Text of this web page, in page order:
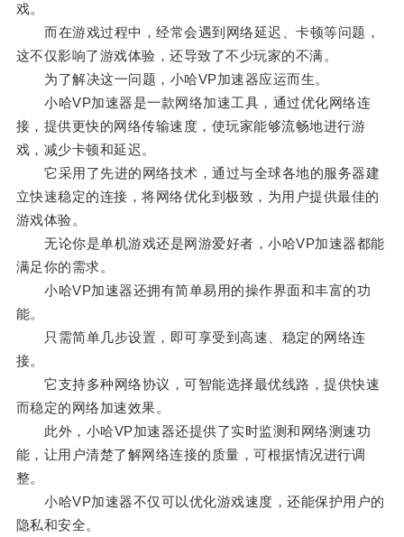
戏。
而在游戏过程中，经常会遇到网络延迟、卡顿等问题，
这不仅影响了游戏体验，还导致了不少玩家的不满。
为了解决这一问题，小哈VP加速器应运而生。
小哈VP加速器是一款网络加速工具，通过优化网络连
接，提供更快的网络传输速度，使玩家能够流畅地进行游
戏，减少卡顿和延迟。
它采用了先进的网络技术，通过与全球各地的服务器建
立快速稳定的连接，将网络优化到极致，为用户提供最佳的
游戏体验。
无论你是单机游戏还是网游爱好者，小哈VP加速器都能
满足你的需求。
小哈VP加速器还拥有简单易用的操作界面和丰富的功
能。
只需简单几步设置，即可享受到高速、稳定的网络连
接。
它支持多种网络协议，可智能选择最优线路，提供快速
而稳定的网络加速效果。
此外，小哈VP加速器还提供了实时监测和网络测速功
能，让用户清楚了解网络连接的质量，可根据情况进行调
整。
小哈VP加速器不仅可以优化游戏速度，还能保护用户的
隐私和安全。